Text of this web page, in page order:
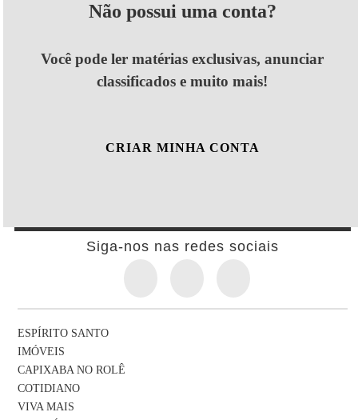
Não possui uma conta?
Você pode ler matérias exclusivas, anunciar
classificados e muito mais!
CRIAR MINHA CONTA
Siga-nos nas redes sociais
ESPÍRITO SANTO
IMÓVEIS
CAPIXABA NO ROLÊ
COTIDIANO
VIVA MAIS